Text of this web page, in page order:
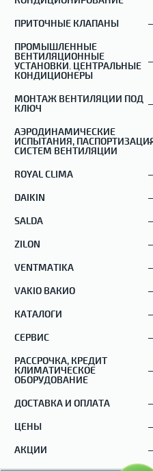
ПРИТОЧНЫЕ КЛАПАНЫ
ПРОМЫШЛЕННЫЕ
ВЕНТИЛЯЦИОННЫЕ
УСТАНОВКИ. ЦЕНТРАЛЬНЫЕ
КОНДИЦИОНЕРЫ
МОНТАЖ ВЕНТИЛЯЦИИ ПОД
КЛЮЧ
АЭРОДИНАМИЧЕСКИЕ
ИСПЫТАНИЯ,
СИСТЕМ ВЕНТИЛЯЦИИ
ROYAL CLIMA
DAIKIN
SALDA
ZILON
VENTMATIKA
VAKIO ВАКИО
КАТАЛОГИ
СЕРВИС
РАССРОЧКА, КРЕДИТ
КЛИМАТИЧЕСКОЕ
ОБОРУДОВАНИЕ
ДОСТАВКА И ОПЛАТА
ЦЕНЫ
АКЦИИ